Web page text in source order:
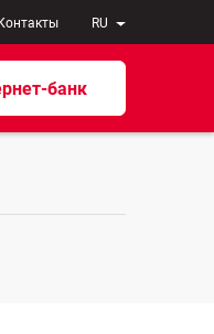
RU
Контакты
банк